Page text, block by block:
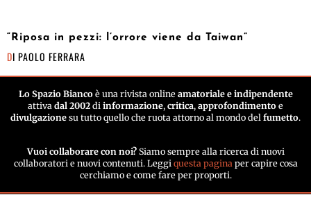
“Riposa in pezzi: l’orrore viene da Taiwan”
DI PAOLO FERRARA
Lo Spazio Biancoè una rivista online amatoriale e indipendente
attiva dal 2002 di informazione, critica, approfondimento e
divulgazione su tutto quello che ruota attorno al mondo del fumetto.
Vuoi collaborare con noi? Siamo sempre alla ricerca di nuovi
collaboratori e nuovi contenuti. Leggi questa paginaper capire cosa
cerchiamo e come fare per proporti.